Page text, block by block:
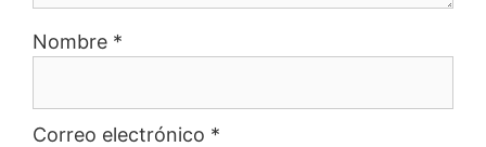
Nombre *
Correo electrónico *